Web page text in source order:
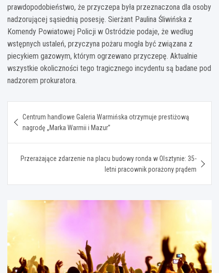
prawdopodobieństwo, że przyczepa była przeznaczona dla osoby
nadzorującej sąsiednią posesję. Sierżant Paulina Śliwińska z
Komendy Powiatowej Policji w Ostródzie podaje, że według
wstępnych ustaleń, przyczyna pożaru mogła być związana z
piecykiem gazowym, którym ogrzewano przyczepę. Aktualnie
wszystkie okoliczności tego tragicznego incydentu są badane pod
nadzorem prokuratora.
wpisu
Centrum handlowe Galeria Warmińska otrzymuje prestiżową
nagrodę „Marka Warmii i Mazur”
Przerażające zdarzenie na placu budowy ronda w Olsztynie: 35-
letni pracownik porażony prądem